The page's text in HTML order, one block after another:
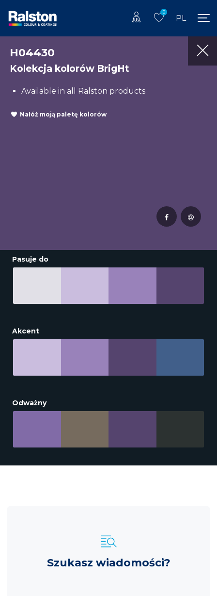
0
PL
H04430
Kolekcja kolorów BrigHt
Available in all Ralston products
Nałóż moją paletę kolorów
Pasuje do
Akcent
Odważny
Szukasz wiadomości?